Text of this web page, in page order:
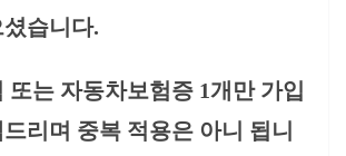
습니다.
는 자동차보험증 1개만 가입
리며 중복 적용은 아니 됩니